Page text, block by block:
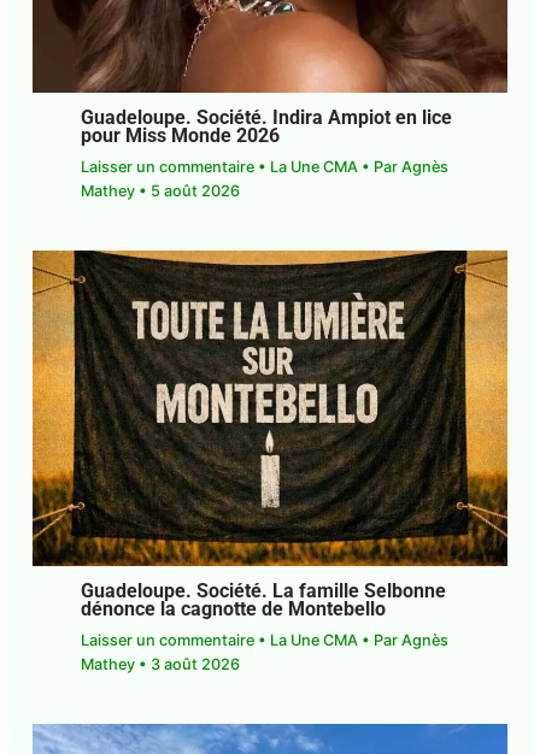
Guadeloupe. Société. Indira Ampiot en
lice pour Miss Monde 2026
Laisser un commentaire •La Une CMA• Par
Guadeloupe. Société. La famille
Selbonne dénonce la cagnotte de
Laisser un commentaire •La Une CMA• Par
Agnès Mathey
3 août 2026